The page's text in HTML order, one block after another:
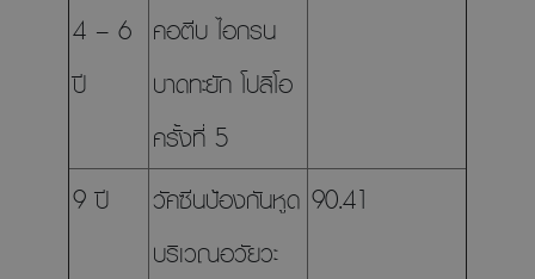
4 – 6
ปี
คอตีบ ไอกรน
บาดทะยัก โปลิโอ
ครั้งที่ 5
9 ปี
วัคซีนป้องกันหูด
บริเวณอวัยวะ
90.41